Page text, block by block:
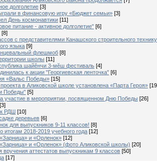
долголетие [3]
в финансовую игру «Бюджет семьи» [3]
День космонавтики [11]
питание - активное долголетие" [6]
[8]
с представителями Канашского строительного
языка [9]
флешмоб [8]
школы [11]
шайĕнчи 3-мĕш фестиваль [4]
к акции "Георгиевская ленточка" [6]
«Вальс Победы» [15]
в Аликовской школе установлена «Парта Героя»
Победы" [5]
участие в мероприятии, посвященном Дню Победы [26]
[3]
РДШ [10]
деревьев [6]
для выпускников 9-11 классов! [8]
итогам 2018-2019 учебного года [12]
и «Орленок» [12]
и «Орленок» (фото Аликовской школы) [20]
аттестатов выпускникам 9 классов [50]
[17]